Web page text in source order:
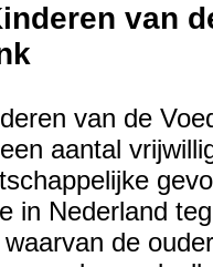
van
van de
aantal
in Nederland
de